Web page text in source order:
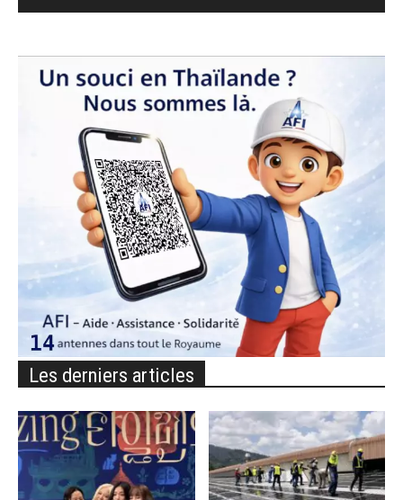
Les derniers articles